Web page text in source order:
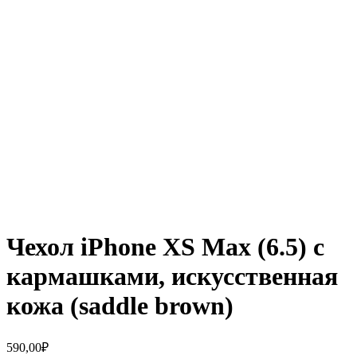
Чехол iPhone XS Max (6.5) с
кармашками, искусственная
кожа (saddle brown)
590,00₽